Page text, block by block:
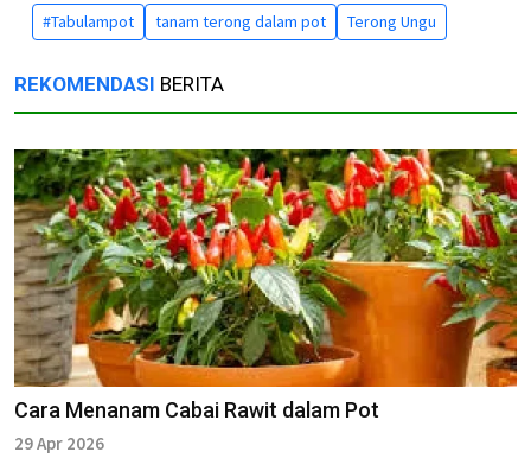
#Tabulampot tanam terong dalam pot Terong Ungu
REKOMENDASI BERITA
Cara Menanam Cabai Rawit dalam Pot
29 Apr 2026